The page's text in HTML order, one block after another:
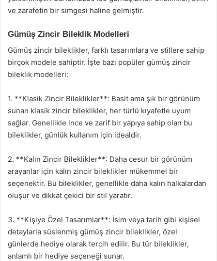
ve zarafetin bir simgesi haline gelmiştir.
Gümüş Zincir Bileklik Modelleri
Gümüş zincir bileklikler, farklı tasarımlara ve stillere sahip
birçok modele sahiptir. İşte bazı popüler gümüş zincir
bileklik modelleri:
1. **Klasik Zincir Bileklikler**: Basit ama şık bir görünüm
sunan klasik zincir bileklikler, her türlü kıyafetle uyum
sağlar. Genellikle ince ve zarif bir yapıya sahip olan bu
bileklikler, günlük kullanım için idealdir.
2. **Kalın Zincir Bileklikler**: Daha cesur bir görünüm
arayanlar için kalın zincir bileklikler mükemmel bir
seçenektir. Bu bileklikler, genellikle daha kalın halkalardan
oluşur ve dikkat çekici bir stil yaratır.
3. **Kişiye Özel Tasarımlar**: İsim veya tarih gibi kişisel
detaylarla süslenmiş gümüş zincir bileklikler, özel
günlerde hediye olarak tercih edilir. Bu tür bileklikler,
anlamlı bir hediye seçeneği sunar.